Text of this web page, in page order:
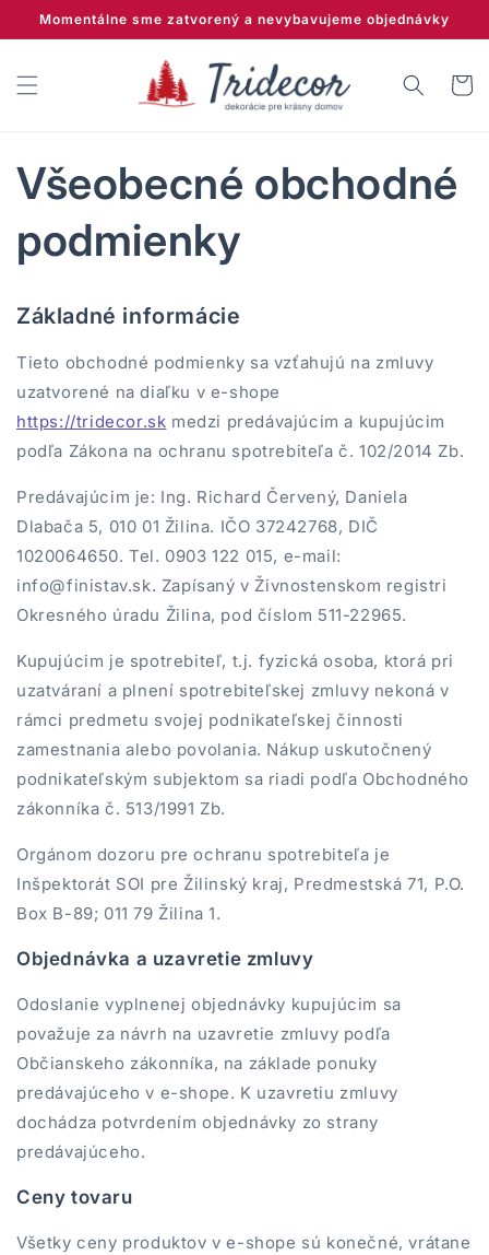
na
obsah
Momentálne sme zatvorený a nevybavujeme objednávky
Košík
Všeobecné obchodné
podmienky
Základné informácie
Tieto obchodné podmienky sa vzťahujú na zmluvy
uzatvorené na diaľku v e-shope
https://tridecor.sk medzi predávajúcim a kupujúcim
podľa Zákona na ochranu spotrebiteľa č. 102/2014 Zb.
Predávajúcim je: Ing. Richard Červený, Daniela
Dlabača 5, 010 01 Žilina. IČO 37242768, DIČ
1020064650. Tel. 0903 122 015, e-mail:
info@finistav.sk. Zapísaný v Živnostenskom registri
Okresného úradu Žilina, pod číslom 511-22965.
Kupujúcim je spotrebiteľ, t.j. fyzická osoba, ktorá pri
uzatváraní a plnení spotrebiteľskej zmluvy nekoná v
rámci predmetu svojej podnikateľskej činnosti
zamestnania alebo povolania. Nákup uskutočnený
podnikateľským subjektom sa riadi podľa Obchodného
zákonníka č. 513/1991 Zb.
Orgánom dozoru pre ochranu spotrebiteľa je
Inšpektorát SOI pre Žilinský kraj, Predmestská 71, P.O.
Box B-89; 011 79 Žilina 1.
Objednávka a uzavretie zmluvy
Odoslanie vyplnenej objednávky kupujúcim sa
považuje za návrh na uzavretie zmluvy podľa
Občianskeho zákonníka, na základe ponuky
predávajúceho v e-shope. K uzavretiu zmluvy
dochádza potvrdením objednávky zo strany
predávajúceho.
Ceny tovaru
Všetky ceny produktov v e-shope sú konečné, vrátane